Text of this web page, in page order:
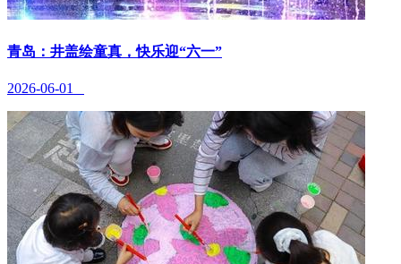
青岛：井盖绘童真，快乐迎“六一”
2026-06-01